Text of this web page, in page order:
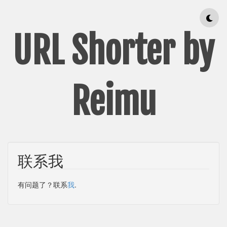
URL Shorter by
Reimu
联系我
有问题了？联系我.